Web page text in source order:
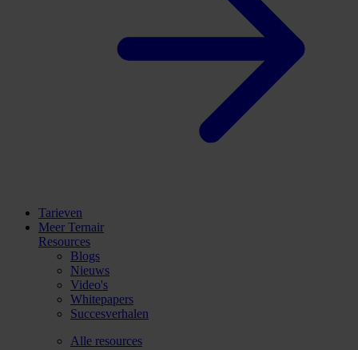
Tarieven
Meer Ternair
Resources
Blogs
Nieuws
Video's
Whitepapers
Succesverhalen
Alle resources